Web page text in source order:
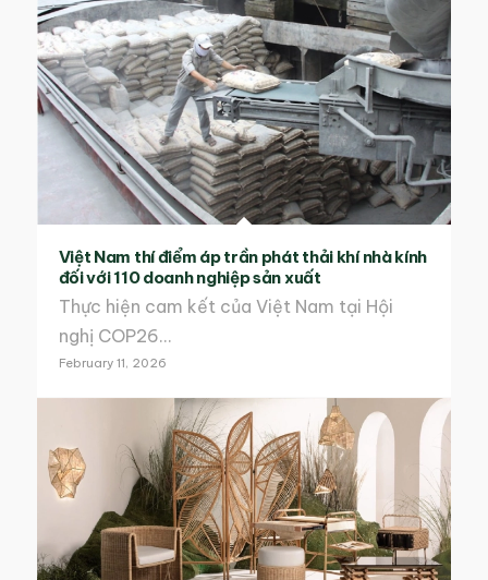
Việt Nam thí điểm áp trần phát thải khí nhà kính
đối với 110 doanh nghiệp sản xuất
Thực hiện cam kết của Việt Nam tại Hội
nghị COP26…
February 11, 2026